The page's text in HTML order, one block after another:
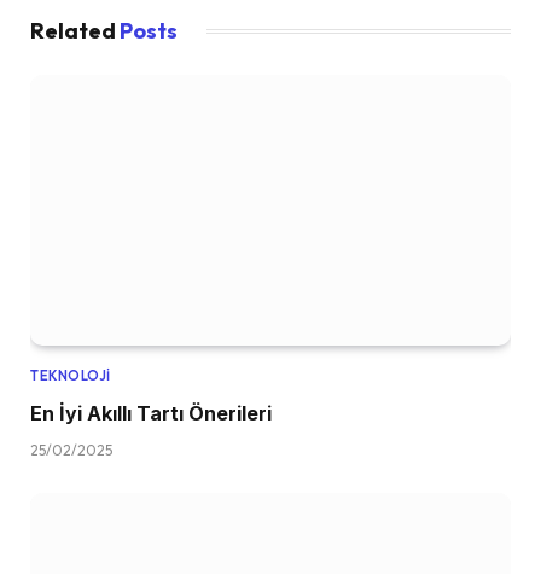
Related Posts
TEKNOLOJI
En İyi Akıllı Tartı Önerileri
25/02/2025